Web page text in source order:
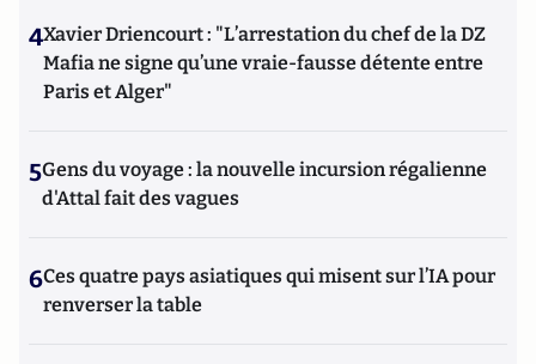
4Xavier Driencourt : "L’arrestation du chef de la DZ
Mafia ne signe qu’une vraie-fausse détente entre
Paris et Alger"
5Gens du voyage : la nouvelle incursion régalienne
d'Attal fait des vagues
6Ces quatre pays asiatiques qui misent sur l’IA pour
renverser la table